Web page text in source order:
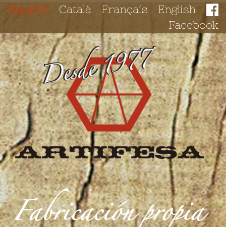
Español Català Français
English
Facebook